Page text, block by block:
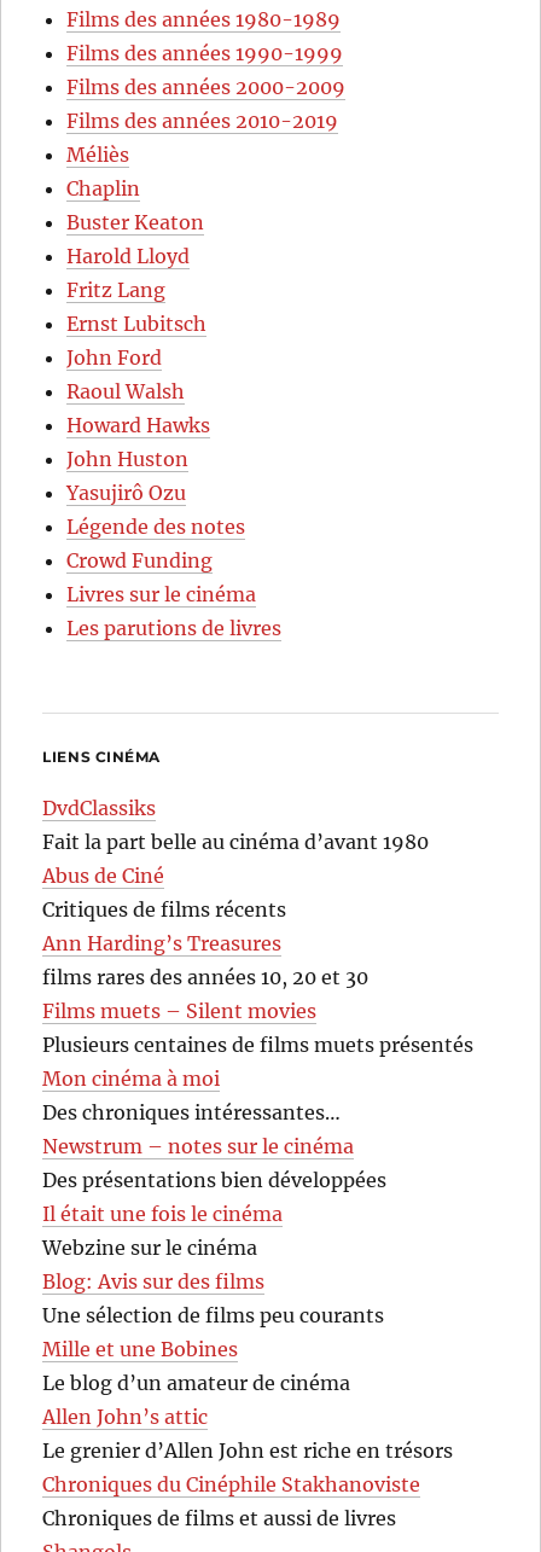
Films des années 1980-1989
Films des années 1990-1999
Films des années 2000-2009
Films des années 2010-2019
Méliès
Chaplin
Buster Keaton
Harold Lloyd
Fritz Lang
Ernst Lubitsch
John Ford
Raoul Walsh
Howard Hawks
John Huston
Yasujirô Ozu
Légende des notes
Crowd Funding
Livres sur le cinéma
Les parutions de livres
LIENS CINÉMA
DvdClassiks
Fait la part belle au cinéma d’avant 1980
Abus de Ciné
Critiques de films récents
Ann Harding’s Treasures
films rares des années 10, 20 et 30
Films muets – Silent movies
Plusieurs centaines de films muets présentés
Mon cinéma à moi
Des chroniques intéressantes…
Newstrum – notes sur le cinéma
Des présentations bien développées
Il était une fois le cinéma
Webzine sur le cinéma
Blog: Avis sur des films
Une sélection de films peu courants
Mille et une Bobines
Le blog d’un amateur de cinéma
Allen John’s attic
Le grenier d’Allen John est riche en trésors
Chroniques du Cinéphile Stakhanoviste
Chroniques de films et aussi de livres